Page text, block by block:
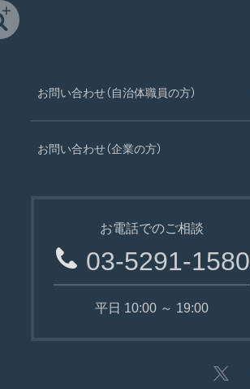
お問い合わせ（自治体職員の方）
お問い合わせ（企業の方）
お電話でのご相談
03-5291-1580
平日 10:00 ～ 19:00